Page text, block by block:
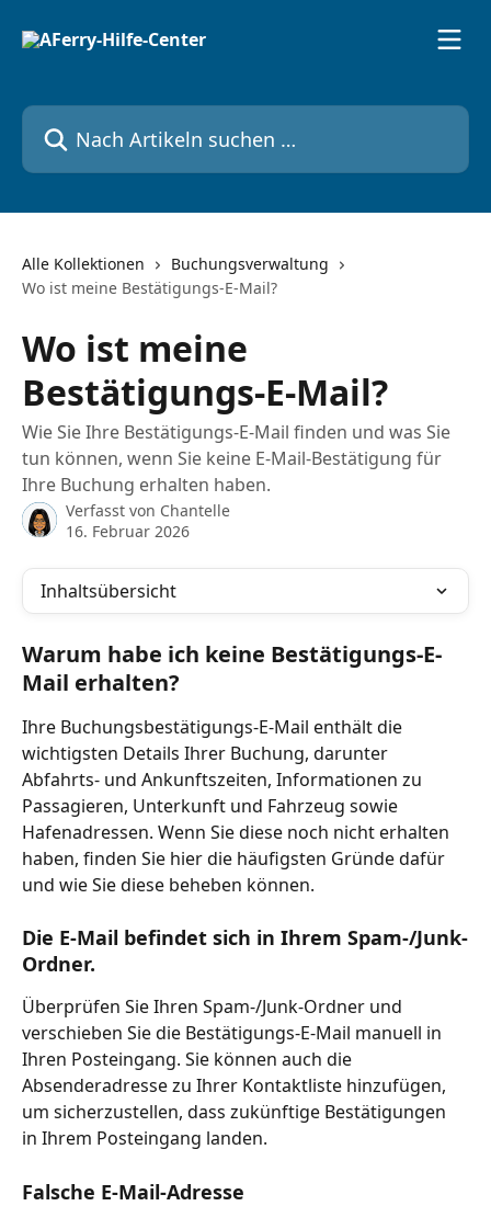
Nach Artikeln suchen …
Alle Kollektionen
Buchungsverwaltung
Wo ist meine Bestätigungs-E-Mail?
Wo ist meine
Bestätigungs-E-Mail?
Wie Sie Ihre Bestätigungs-E-Mail finden und was Sie
tun können, wenn Sie keine E-Mail-Bestätigung für
Ihre Buchung erhalten haben.
Verfasst von Chantelle
16. Februar 2026
Inhaltsübersicht
Warum habe ich keine Bestätigungs-E-
Mail erhalten?
Ihre Buchungsbestätigungs-E-Mail enthält die
wichtigsten Details Ihrer Buchung, darunter
Abfahrts- und Ankunftszeiten, Informationen zu
Passagieren, Unterkunft und Fahrzeug sowie
Hafenadressen. Wenn Sie diese noch nicht erhalten
haben, finden Sie hier die häufigsten Gründe dafür
und wie Sie diese beheben können.
Die E-Mail befindet sich in Ihrem Spam-/Junk-
Ordner.
Überprüfen Sie Ihren Spam-/Junk-Ordner und
verschieben Sie die Bestätigungs-E-Mail manuell in
Ihren Posteingang. Sie können auch die
Absenderadresse zu Ihrer Kontaktliste hinzufügen,
um sicherzustellen, dass zukünftige Bestätigungen
in Ihrem Posteingang landen.
Falsche E-Mail-Adresse